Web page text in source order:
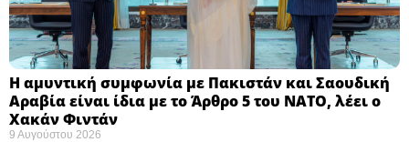
Η αμυντική συμφωνία με Πακιστάν και Σαουδική
Αραβία είναι ίδια με το Άρθρο 5 του ΝΑΤΟ, λέει ο
Χακάν Φιντάν ​
9 Αυγούστου 2026